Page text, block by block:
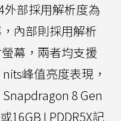
外部採用解析度為
內部則採用解析
幕，兩者均支援
峰值亮度表現，
8 Gen
16GB LPDDR5X記